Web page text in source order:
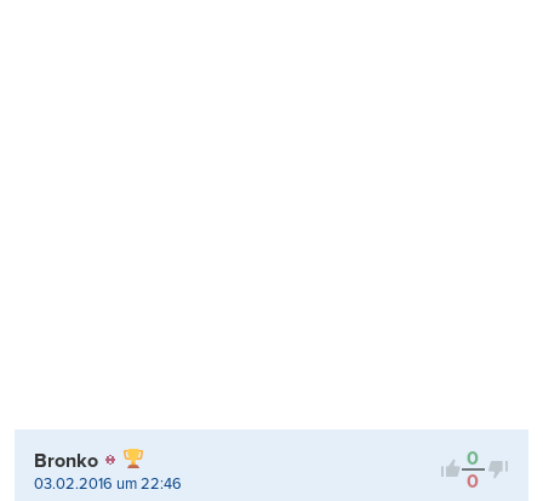
0
0
Bronko
03.02.2016 um 22:46